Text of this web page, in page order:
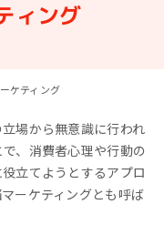
ィング
ケティング
場から無意識に行われ
、消費者心理や行動の
立てようとするアプロ
ーケティングとも呼ば